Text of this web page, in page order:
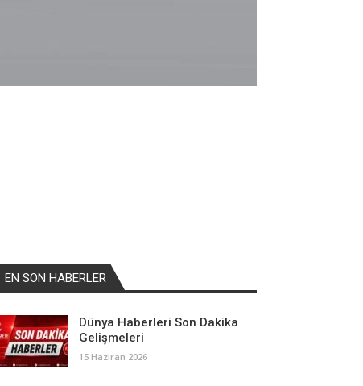
EN SON HABERLER
Dünya Haberleri Son Dakika
Gelişmeleri
15 Haziran 2026